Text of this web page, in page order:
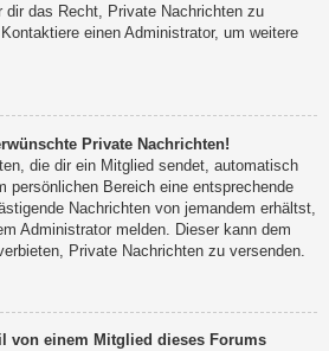
dir das Recht, Private Nachrichten zu
einen Administrator, um weitere
Private Nachrichten!
die dir ein Mitglied sendet, automatisch
persönlichen Bereich eine entsprechende
Nachrichten von jemandem erhältst,
Administrator melden. Dieser kann dem
Private Nachrichten zu versenden.
von einem Mitglied dieses Forums